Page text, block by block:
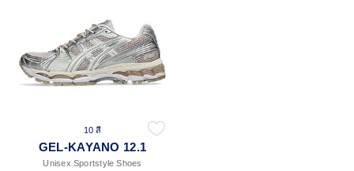
10 สี
GEL-KAYANO 12.1
Unisex Sportstyle Shoes